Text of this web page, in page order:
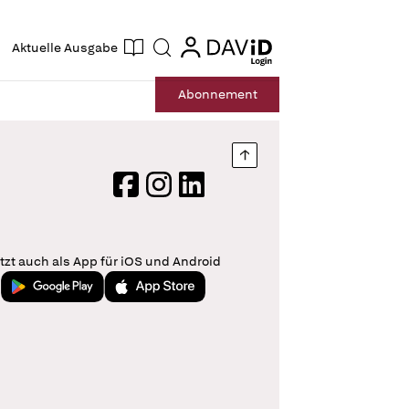
Aktuelle Ausgabe Suche login
login
Abonnement
Nach oben springen
FacebookInstagram
LinkedIn
auch als App für iOS und Android
Jetzt bei Google PlayLaden im App Store